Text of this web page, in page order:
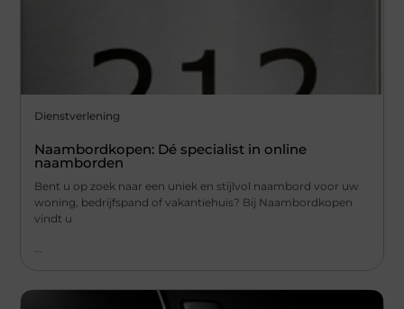
Dienstverlening
Naambordkopen: Dé specialist in online
naamborden
Bent u op zoek naar een uniek en stijlvol naambord voor uw
woning, bedrijfspand of vakantiehuis? Bij Naambordkopen
vindt u